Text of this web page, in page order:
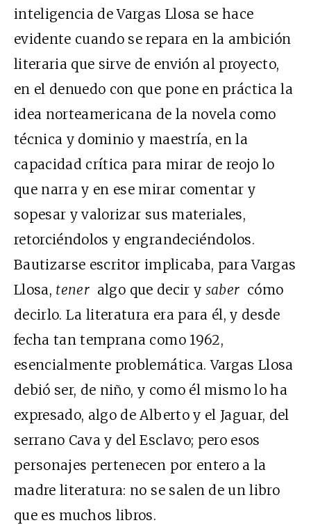
inteligencia de Vargas Llosa se hace
evidente cuando se repara en la ambición
literaria que sirve de envión al proyecto,
en el denuedo con que pone en práctica la
idea norteamericana de la novela como
técnica y dominio y maestría, en la
capacidad crítica para mirar de reojo lo
que narra y en ese mirar comentar y
sopesar y valorizar sus materiales,
retorciéndolos y engrandeciéndolos.
Bautizarse escritor implicaba, para Vargas
Llosa, tener algo que decir y saber cómo
decirlo. La literatura era para él, y desde
fecha tan temprana como 1962,
esencialmente problemática. Vargas Llosa
debió ser, de niño, y como él mismo lo ha
expresado, algo de Alberto y el Jaguar, del
serrano Cava y del Esclavo; pero esos
personajes pertenecen por entero a la
madre literatura: no se salen de un libro
que es muchos libros.